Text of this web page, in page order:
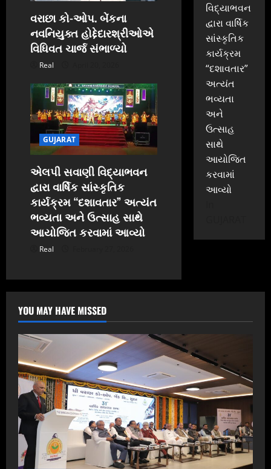
વરાછા કો-ઓપ. બેંકના
નવનિયુક્ત હોદ્દેદારશ્રીઓએ
વિધિવત ચાર્જ સંભાળ્યો
Real
GUJARAT
એલપી સવાણી વિદ્યાભવન
દ્વારા વાર્ષિક સાંસ્કૃતિક
કાર્યક્રમ “દશાવતાર” અત્યંત
ભવ્યતા અને ઉત્સાહ સાથે
આયોજિત કરવામાં આવ્યો
Real
વિદ્યાભવન
દ્વારા વાર્ષિક
સાંસ્કૃતિક
કાર્યક્રમ
“દશાવતાર”
અત્યંત
ભવ્યતા
અને
ઉત્સાહ
સાથે
આયોજિત
કરવામાં
આવ્યો
YOU MAY HAVE MISSED